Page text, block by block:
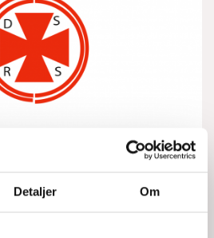
Detaljer Om
MED GRUNDSTØDNING